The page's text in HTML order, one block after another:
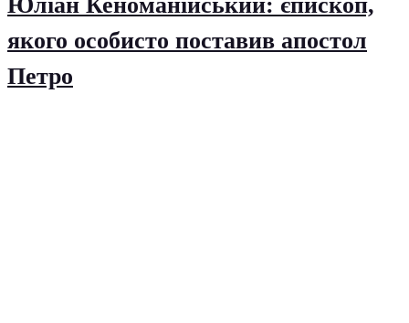
якого особисто поставив апостол
Петро